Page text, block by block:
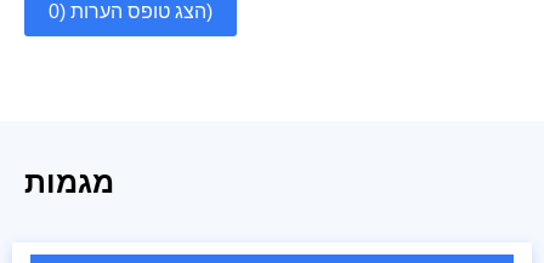
הצג טופס הערות (0)
מגמות